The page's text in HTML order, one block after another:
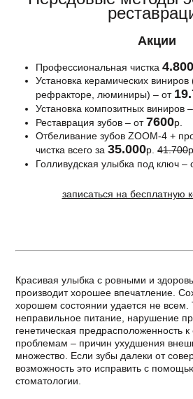
Акции
Профессиональная чистка 4.800
Установка керамических виниров
рефракторе, люминиры) – от
Установка композитных виниров
Реставрация зубов – от7600р.
Отбеливание зубов ZOOM-4 +
чистка всего за 35.000р. 41.700р.
Голливудская улыбка под ключ –
записаться на бесплатную
Красивая улыбка с ровными и
производит хорошее впечатление.
хорошем состоянии удается не всем.
неправильное питание, нарушение
генетическая предрасположенность
проблемам – причин ухудшения
множество. Если зубы далеки от
возможность это исправить с
стоматологии.